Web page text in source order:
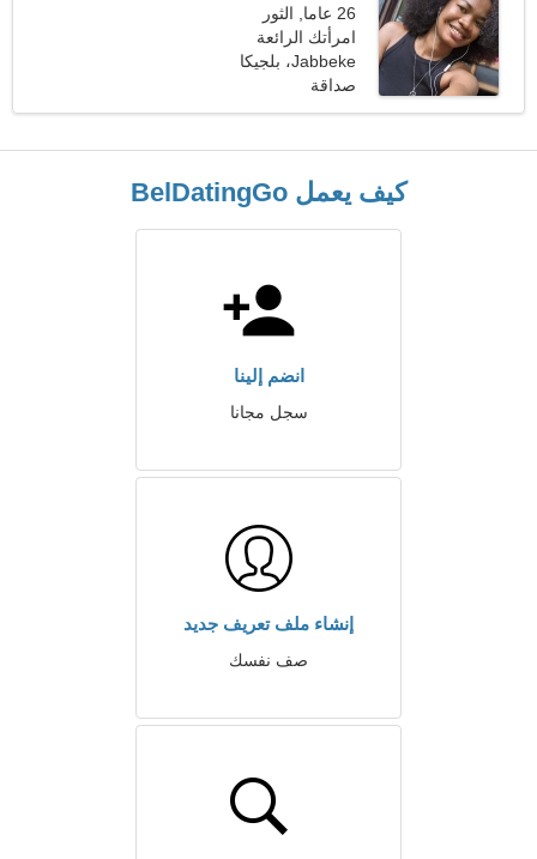
26 عاما, الثور
امرأتك الرائعة
Jabbeke، بلجيكا
صداقة
كيف يعمل BelDatingGo
انضم إلينا
سجل مجانا
إنشاء ملف تعريف جديد
صف نفسك